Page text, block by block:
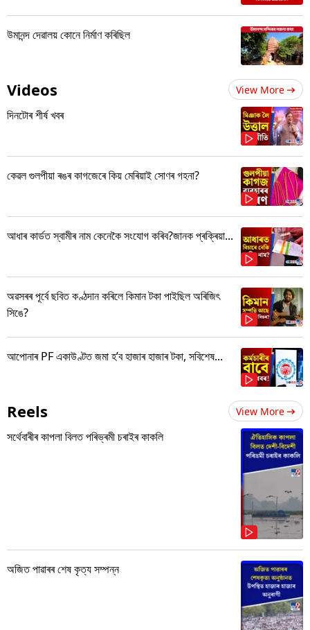
উমানন্দ দেৱালয় কোনে নিৰ্মাণ কৰিছিল
Videos View More
দিনটোৰ শীৰ্ষ খবৰ
কেৱল গুলপীয়া ৰঙৰ কাগজেৰে কিয় মেৰিয়াই সোণৰ গহনা?
আধাৰ কাৰ্ডত স্বামীৰ নাম কেনেকৈ সংযোগ কৰিব?জানক প্ৰক্ৰিয়া...
অৱসৰৰ পূৰ্বে ছবিত কণ্ঠদান কৰিলে কিমান টকা পাইছিল অৰিজিৎ
সিঙে?
আপোনাৰ PF একাউণ্টত জমা হ’ব হাজাৰ হাজাৰ টকা, সবিশেষ...
Reels View More
সৰ্থেবাৰীৰ কাপলা বিলত পৰিভ্ৰমী চৰাইৰ কাকলি
অজিত পাৱাৰৰ শেষ কৃত্য সম্পন্ন